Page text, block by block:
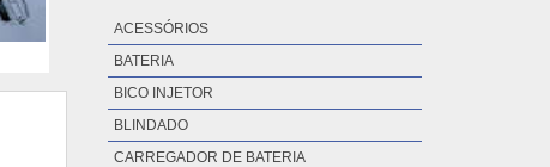
ACESSÓRIOS
BATERIA
BICO INJETOR
BLINDADO
CARREGADOR DE BATERIA